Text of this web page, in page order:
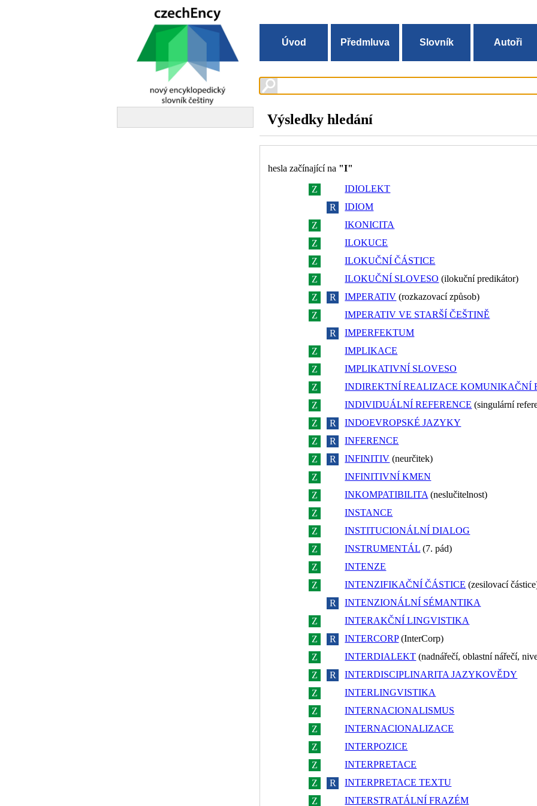
Úvod Předmluva Slovník Autoři
Výsledky hledání
hesla začínající na "I"
Z
IDIOLEKT
R
IDIOM
Z
IKONICITA
Z
ILOKUCE
Z
ILOKUČNÍ ČÁSTICE
Z
ILOKUČNÍ SLOVESO (ilokuční predikátor)
Z
R IMPERATIV (rozkazovací způsob)
Z
IMPERATIV VE STARŠÍ ČEŠTINĚ
R
IMPERFEKTUM
Z
IMPLIKACE
Z
IMPLIKATIVNÍ SLOVESO
Z
INDIREKTNÍ REALIZACE KOMUNIKAČNÍ
Z
INDIVIDUÁLNÍ REFERENCE (singulární
Z
R
INDOEVROPSKÉ JAZYKY
Z
R
INFERENCE
Z
R INFINITIV (neurčitek)
Z
INFINITIVNÍ KMEN
Z
INKOMPATIBILITA (neslučitelnost)
Z
INSTANCE
Z
INSTITUCIONÁLNÍ DIALOG
Z
INSTRUMENTÁL (7. pád)
Z
INTENZE
Z
INTENZIFIKAČNÍ ČÁSTICE (zesilovací
R
INTENZIONÁLNÍ SÉMANTIKA
Z
INTERAKČNÍ LINGVISTIKA
Z
R INTERCORP(InterCorp)
Z
INTERDIALEKT (nadnářečí, oblastní nářečí,
Z
R
INTERDISCIPLINARITA JAZYKOVĚDY
Z
INTERLINGVISTIKA
Z
INTERNACIONALISMUS
Z
INTERNACIONALIZACE
Z
INTERPOZICE
Z
INTERPRETACE
Z
R
INTERPRETACE TEXTU
Z
INTERSTRATÁLNÍ FRAZÉM